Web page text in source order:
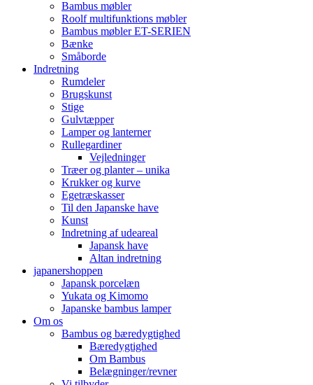
Bambus møbler
Roolf multifunktions møbler
Bambus møbler ET-SERIEN
Bænke
Småborde
Indretning
Rumdeler
Brugskunst
Stige
Gulvtæpper
Lamper og lanterner
Rullegardiner
Vejledninger
Træer og planter – unika
Krukker og kurve
Egetræskasser
Til den Japanske have
Kunst
Indretning af udeareal
Japansk have
Altan indretning
japanershoppen
Japansk porcelæn
Yukata og Kimomo
Japanske bambus lamper
Om os
Bambus og bæredygtighed
Bæredygtighed
Om Bambus
Belægninger/revner